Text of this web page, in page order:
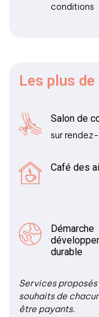
conditions
Les plus
Salon de
sur
Café des
Démarche
durable
Services
souhaits de
être payants.